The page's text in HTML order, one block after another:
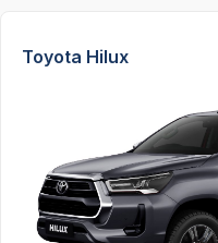
Toyota Hilux